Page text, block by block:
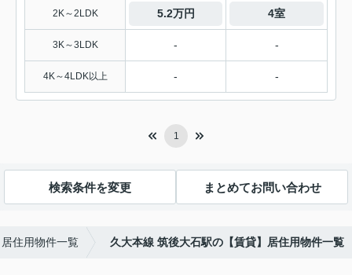
2K～2LDK 5.2万円 4室
3K～3LDK - -
4K～4LDK以上 - -
1
検索条件を変更 まとめてお問い合わせ
住用物件一覧 久大本線 筑後大石駅の【賃貸】居住用物件一覧